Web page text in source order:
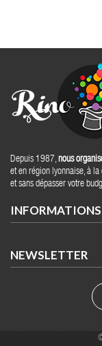
Depuis 1987,nous
et en région lyonnaise, à
et sans dépasser votre
INFORMATIONS
NEWSLETTER